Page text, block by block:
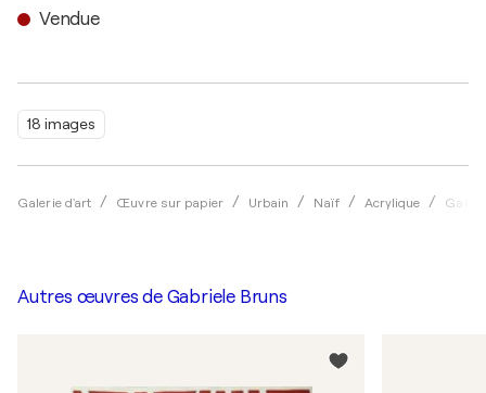
18 images
Galerie d'art Œuvre sur papier Urbain Naïf Acrylique
Vendue
Autres œuvres de Gabriele Bruns